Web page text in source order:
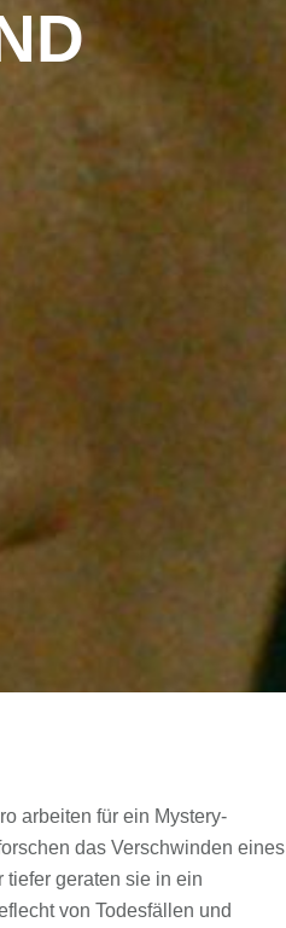
arbeiten für ein Mystery-
das Verschwinden eines
tiefer geraten sie in ein
von Todesfällen und